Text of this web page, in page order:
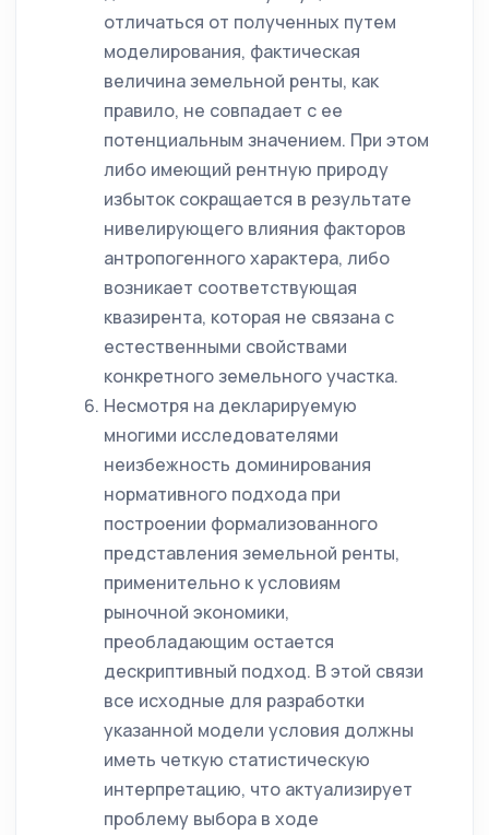
отличаться от полученных путем
моделирования, фактическая
величина земельной ренты, как
правило, не совпадает с ее
потенциальным значением. При этом
либо имеющий рентную природу
избыток сокращается в результате
нивелирующего влияния факторов
антропогенного характера, либо
возникает соответствующая
квазирента, которая не связана с
естественными свойствами
конкретного земельного участка.
Несмотря на декларируемую
многими исследователями
неизбежность доминирования
нормативного подхода при
построении формализованного
представления земельной ренты,
применительно к условиям
рыночной экономики,
преобладающим остается
дескриптивный подход. В этой связи
все исходные для разработки
указанной модели условия должны
иметь четкую статистическую
интерпретацию, что актуализирует
проблему выбора в ходе